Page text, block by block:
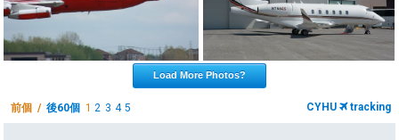
Load More Photos?
前個 /後60個 12 3 4 5 CYHU tracking